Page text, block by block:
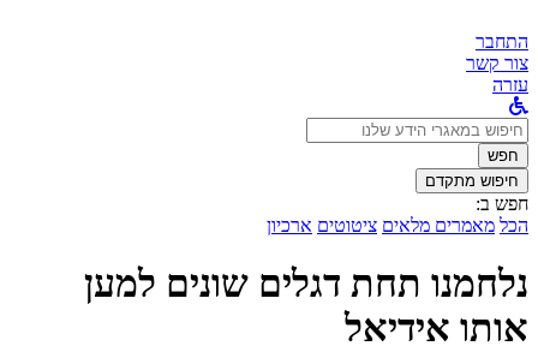
התחבר
צור קשר
עזרה
לחפש
ב:חפש
חיפוש מתקדם
חפש ב:
הכל מאמרים מלאים ציטוטים ארכיון
נלחמנו תחת דגלים שונים למען
אותו אידיאל